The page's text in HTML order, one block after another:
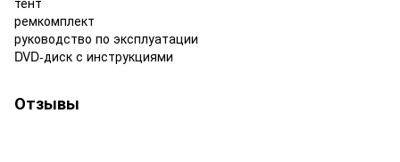
ремкомплект
руководство по эксплуатации
DVD-диск с инструкциями
Отзывы